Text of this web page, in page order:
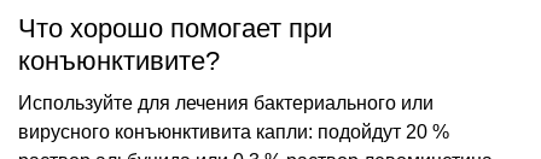
Что хорошо помогает при
конъюнктивите?
Используйте для лечения бактериального или
вирусного конъюнктивита капли: подойдут 20 %